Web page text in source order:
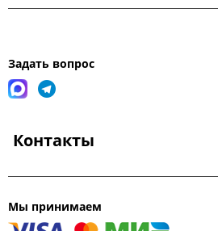
Задать вопрос
Контакты
Мы принимаем